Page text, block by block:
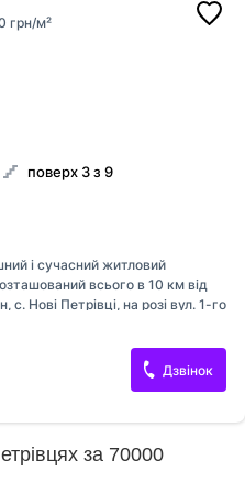
грн/м²
поверх 3 з 9
і сучасний житловий
всього в 10 км від
Нові Петрівці, на розі вул. 1-го
транспортом. Регулярні
Комплекс складається
На території комплексу
, сучасний благоустрій,
майданчики. Комплектація
стін, - вхідні металеві
- металопласти...
Дзвінок
за 70000